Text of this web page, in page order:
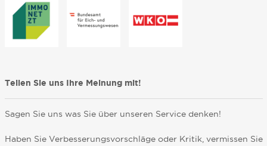
Teilen Sie uns Ihre Meinung mit!
Sagen Sie uns was Sie über unseren Service denken!
Haben Sie Verbesserungsvorschläge oder Kritik, vermissen Sie